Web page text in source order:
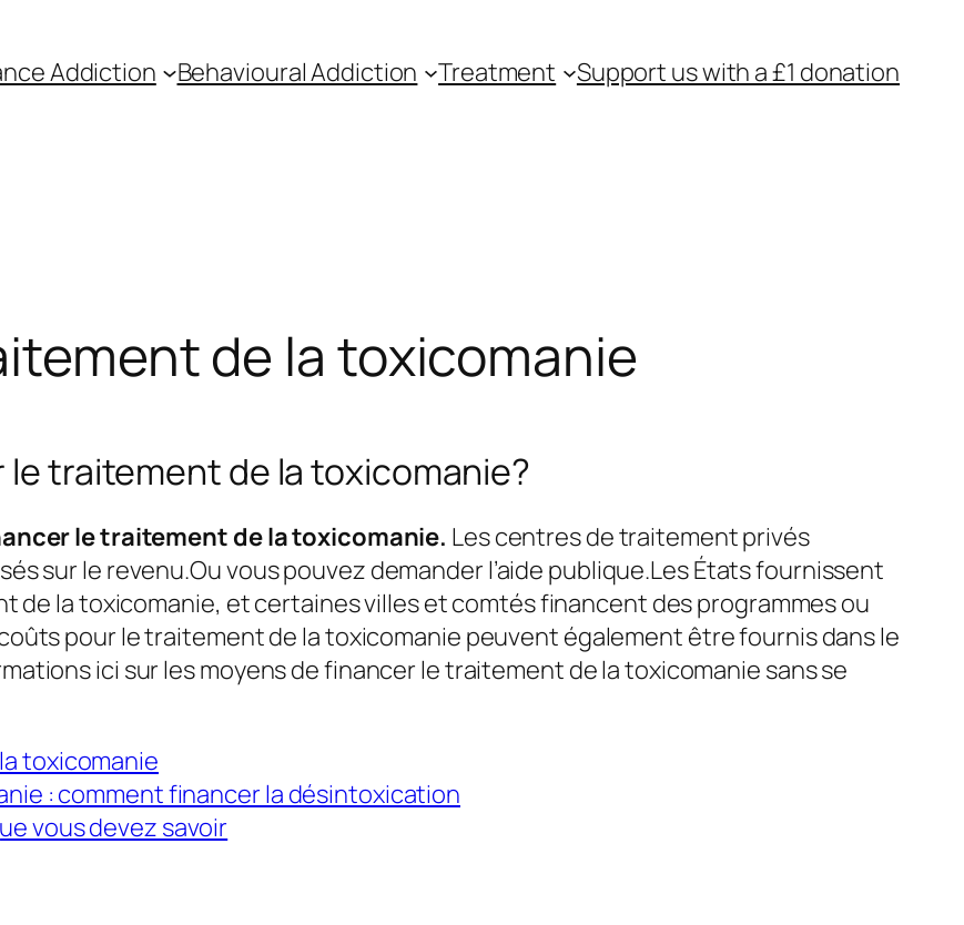
Addiction Behavioural Addiction Treatment Support us with a £1 donation
de la toxicomanie
traitement de la toxicomanie?
le traitement de la toxicomanie. Les centres de traitement privés
sur le revenu.Ou vous pouvez demander l’aide publique.Les États fournissent
de la toxicomanie, et certaines villes et comtés financent des programmes ou
pour le traitement de la toxicomanie peuvent également être fournis dans le
ici sur les moyens de financer le traitement de la toxicomanie sans se
toxicomanie
: comment financer la désintoxication
vous devez savoir